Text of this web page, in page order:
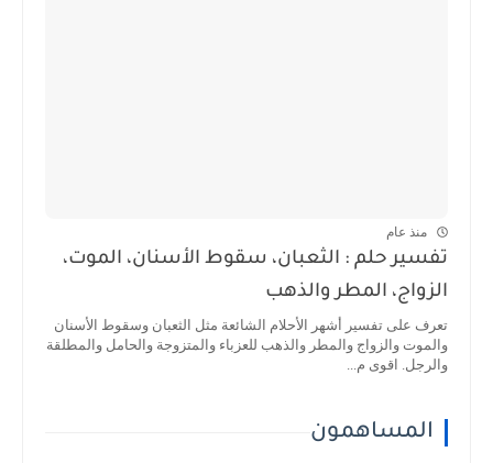
منذ عام
تفسير حلم : الثعبان، سقوط الأسنان، الموت،
الزواج، المطر والذهب
تعرف على تفسير أشهر الأحلام الشائعة مثل الثعبان وسقوط الأسنان
والموت والزواج والمطر والذهب للعزباء والمتزوجة والحامل والمطلقة
والرجل. اقوى م...
المساهمون